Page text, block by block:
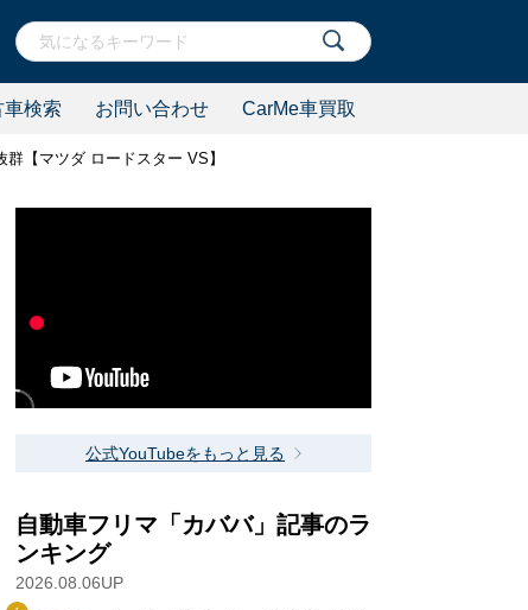
車検索 お問い合わせ CarMe車買取
【マツダ ロードスター VS】
公式YouTubeをもっと見る
自動車フリマ「カババ」記事のラ
ンキング
2026.08.06UP